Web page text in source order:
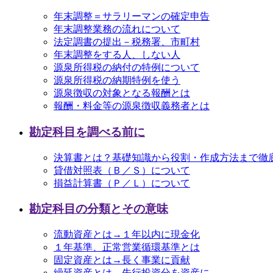
年末調整＝サラリーマンの確定申告
年末調整業務の流れについて
法定調書の提出－税務署、市町村
年末調整をする人、しない人
源泉所得税の納付の特例について
源泉所得税の納期特例を使う
源泉徴収の対象となる報酬とは
報酬・料金等の源泉徴収義務者とは
勘定科目を調べる前に
決算書とは？基礎知識から役割・作成方法まで徹
貸借対照表（Ｂ／Ｓ）について
損益計算書（Ｐ／Ｌ）について
勘定科目の分類とその意味
流動資産とは→１年以内に現金化
１年基準、正常営業循環基準とは
固定資産とは→長く事業に貢献